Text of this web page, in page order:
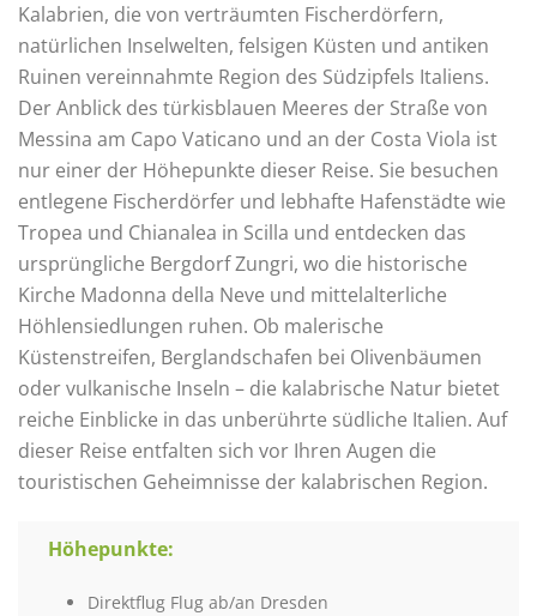
Kalabrien, die von verträumten Fischerdörfern,
natürlichen Inselwelten, felsigen Küsten und antiken
Ruinen vereinnahmte Region des Südzipfels Italiens.
Der Anblick des türkisblauen Meeres der Straße von
Messina am Capo Vaticano und an der Costa Viola ist
nur einer der Höhepunkte dieser Reise. Sie besuchen
entlegene Fischerdörfer und lebhafte Hafenstädte wie
Tropea und Chianalea in Scilla und entdecken das
ursprüngliche Bergdorf Zungri, wo die historische
Kirche Madonna della Neve und mittelalterliche
Höhlensiedlungen ruhen. Ob malerische
Küstenstreifen, Berglandschafen bei Olivenbäumen
oder vulkanische Inseln – die kalabrische Natur bietet
reiche Einblicke in das unberührte südliche Italien. Auf
dieser Reise entfalten sich vor Ihren Augen die
touristischen Geheimnisse der kalabrischen Region.
Höhepunkte:
Direktflug Flug ab/an Dresden